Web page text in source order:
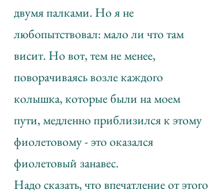
двумя палками. Но я не
любопытствовал: мало ли что там
висит. Но вот, тем не менее,
поворачиваясь возле каждого
колышка, которые были на моем
пути, медленно приблизился к этому
фиолетовому - это оказался
фиолетовый занавес.
Надо сказать, что впечатление от этого